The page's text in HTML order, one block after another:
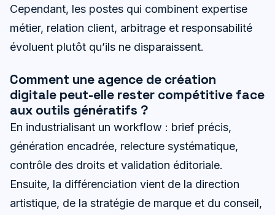
Cependant, les postes qui combinent expertise
métier, relation client, arbitrage et responsabilité
évoluent plutôt qu’ils ne disparaissent.
Comment une agence de création
digitale peut-elle rester compétitive face
aux outils génératifs ?
En industrialisant un workflow : brief précis,
génération encadrée, relecture systématique,
contrôle des droits et validation éditoriale.
Ensuite, la différenciation vient de la direction
artistique, de la stratégie de marque et du conseil,